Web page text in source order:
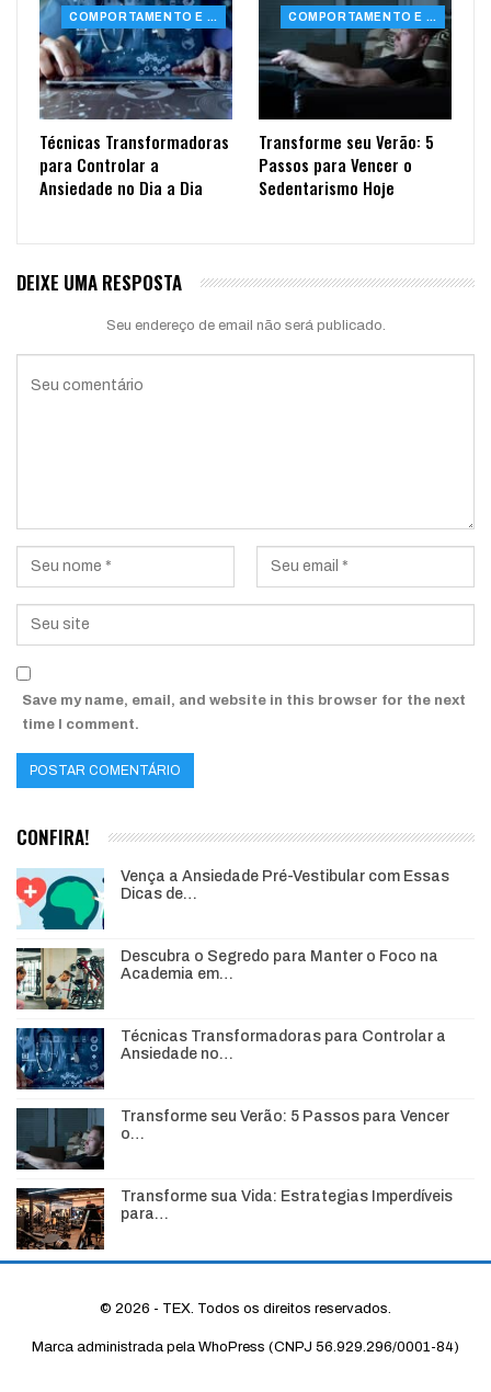
COMPORTAMENTO E SAÚDE
Técnicas Transformadoras
para Controlar a
Ansiedade no Dia a Dia
COMPORTAMENTO E SAÚDE
Transforme seu Verão: 5
Passos para Vencer o
Sedentarismo Hoje
DEIXE UMA RESPOSTA
Seu endereço de email não será publicado.
Save my name, email, and website in this browser for the next
time I comment.
CONFIRA!
Vença a Ansiedade Pré-Vestibular com Essas
Dicas de…
Descubra o Segredo para Manter o Foco na
Academia em…
Técnicas Transformadoras para Controlar a
Ansiedade no…
Transforme seu Verão: 5 Passos para Vencer
o…
Transforme sua Vida: Estrategias Imperdíveis
para…
© 2026 - TEX. Todos os direitos reservados.
Marca administrada pela WhoPress (CNPJ 56.929.296/0001-84)